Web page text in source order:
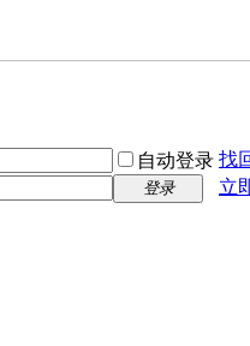
自动登录 找
登录
立